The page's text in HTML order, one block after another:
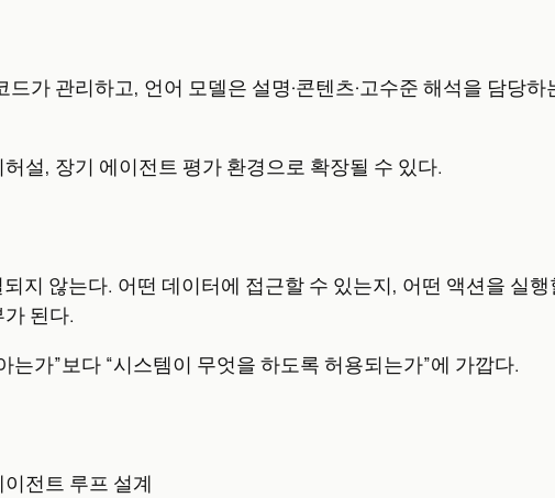
가 관리하고, 언어 모델은 설명·콘텐츠·고수준 해석을 담당
설, 장기 에이전트 평가 환경으로 확장될 수 있다.
지 않는다. 어떤 데이터에 접근할 수 있는지, 어떤 액션을 실
된다.
가”보다 “시스템이 무엇을 하도록 허용되는가”에 가깝다.
전트 루프 설계